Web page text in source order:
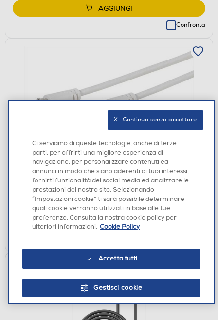
AGGIUNGI
Confronta
CELLULARLINE - 44071 VIVANCO-Cavo
collegamento F 5,0M BIANCO
€ 7,90
Acquisto online:disponibile
Ritiro in negozio in 30' gratuito:verifica
AGGIUNGI
Ci serviamo di queste tecnologie, anche di terze
parti, per offrirti una migliore esperienza di
navigazione, per personalizzare contenuti ed
annunci in modo che siano aderenti ai tuoi interessi,
fornirti funzionalità dei social media ed analizzare le
prestazioni del nostro sito. Selezionando
“Impostazioni cookie” ti sarà possibile determinare
quali cookie verranno utilizzati in base alle tue
preferenze. Consulta la nostra cookie policy per
ulteriori informazioni. Cookie Policy
Accetta tutti
Gestisci cookie
X   Continua senza accettare